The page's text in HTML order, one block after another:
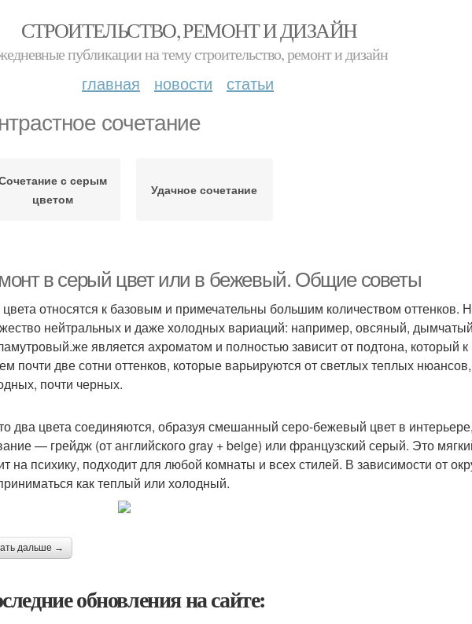
СТРОИТЕЛЬСТВО, РЕМОНТ И ДИЗАЙН
публикации на тему строительство, ремонт и дизайн
главная новости статьи
сочетание
с серым
цветом
Удачное сочетание
в серый цвет или в бежевый. Общие советы
относятся к базовым и примечательны большим количеством оттенков.
нейтральных и даже холодных вариаций: например, овсяный,
является ахроматом и полностью зависит от подтона, который
почти две сотни оттенков, которые варьируются от светлых теплых
почти черных.
два цвета соединяются, образуя смешанный серо-бежевый цвет в
— грейдж (от английского gray + beige) или французский серый. Это
на психику, подходит для любой комнаты и всех стилей. В зависимости от
как теплый или холодный.
дальше →
обновления на сайте: